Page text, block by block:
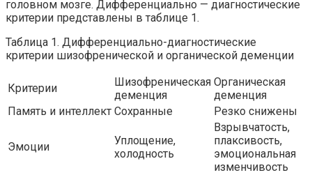
головном мозге. Дифференциально — диагностические
критерии представлены в таблице 1.
Таблица 1. Дифференциально-диагностические
критерии шизофренической и органической деменции
Критерии
Шизофреническая
деменция
Органическая
деменция
Память и интеллект Сохранные Резко снижены
Эмоции
Уплощение,
холодность
Взрывчатость,
плаксивость,
эмоциональная
изменчивость